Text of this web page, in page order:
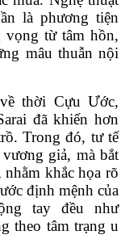
là phương tiện
vọng từ tâm hồn,
mâu thuẫn nội
thời Cựu Ước,
đã khiến hơn
Trong đó, tư tế
giả, mà bắt
khắc họa rõ
định mệnh của
tay đều như
theo tâm trạng u